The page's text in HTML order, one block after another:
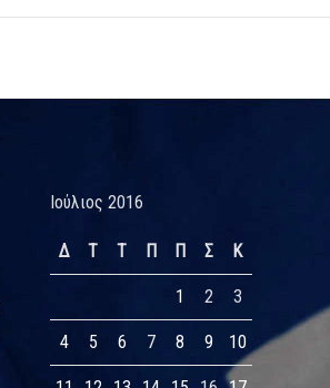
Ιούλιος 2016
Δ Τ Τ Π Π Σ Κ
1 2 3
4 5 6 7 8 9 10